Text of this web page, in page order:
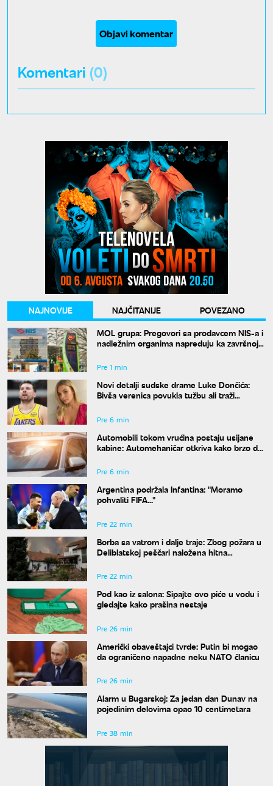
Objavi komentar
Komentari (0)
NAJNOVIJE NAJČITANIJE
POVEZANO
MOL grupa: Pregovori sa prodavcem NIS-a i
nadležnim organima napreduju ka završnoj
Pre 1 min
Novi detalji sudske drame Luke Dončića:
Bivša verenica povukla tužbu ali traži
Pre 6 min
Automobili tokom vrućina postaju usijane
kabine: Automehaničar otkriva kako brzo da
Pre 6 min
Argentina podržala Infantina: "Moramo
pohvaliti FIFA..."
Pre 22 min
Borba sa vatrom i dalje traje: Zbog požara u
Deliblatskoj peščari naložena hitna
Pre 22 min
Pod kao iz salona: Sipajte ovo piće u vodu i
gledajte kako prašina nestaje
Pre 26 min
Američki obaveštajci tvrde: Putin bi mogao
da ograničeno napadne neku NATO članicu
Pre 26 min
Alarm u Bugarskoj: Za jedan dan Dunav na
pojedinim delovima opao 10 centimetara
Pre 38 min